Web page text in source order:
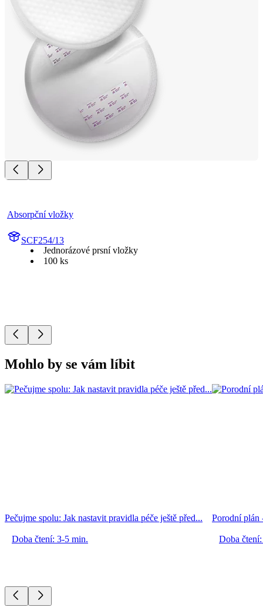
Absorpční vložky
SCF254/13
Jednorázové prsní vložky
100 ks
Mohlo by se vám líbit
Pečujme spolu: Jak nastavit pravidla péče ještě před...
Doba čtení: 3-5 min.
Porodní plán
Doba